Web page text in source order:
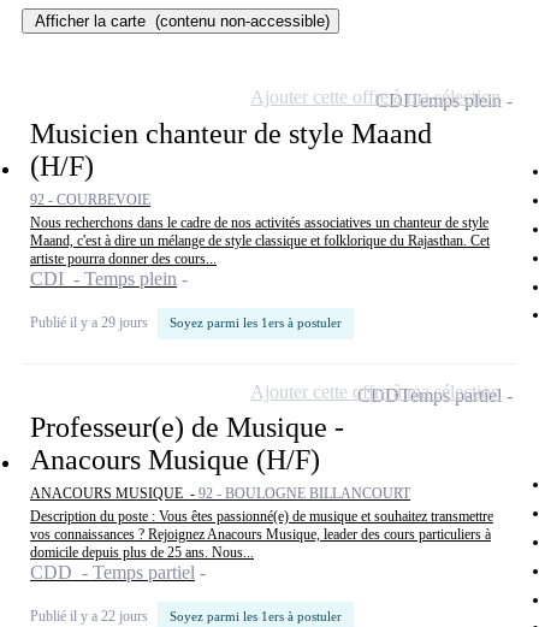
Afficher la carte (contenu non-accessible)
Musicien chanteur de style Maand
(H/F)
92 - COURBEVOIE
Nous recherchons dans le cadre de nos activités associatives un chanteur de style
Maand, c'est à dire un mélange de style classique et folklorique du Rajasthan. Cet
artiste pourra donner des cours...
CDI - Temps plein
Publié il y a 29 jours Soyez parmi les 1ers à postuler
CDITemps plein
Ajouter cette offre à ma sélection
Professeur(e) de Musique -
Anacours Musique (H/F)
ANACOURS MUSIQUE - 92 - BOULOGNE BILLANCOURT
Description du poste : Vous êtes passionné(e) de musique et souhaitez transmettre
vos connaissances ? Rejoignez Anacours Musique, leader des cours particuliers à
domicile depuis plus de 25 ans. Nous...
CDD - Temps partiel
Publié il y a 22 jours Soyez parmi les 1ers à postuler
CDDTemps partiel
Ajouter cette offre à ma sélection